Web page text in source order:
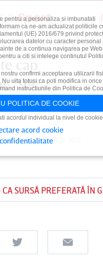
cap
"99%
PRIMA SPORTPE 17 MAI
CA SURSĂ PREFERATĂ ÎN
pentru a personaliza si imbunatati
ca ne-am actualizat politicile
(UE) 2016/679 privind
datelor cu caracter personal
de a continua navigarea pe
a citi si intelege continutul
confirmi acceptarea utilizarii
uita totusi ca poti modifica in orice
instructiunile din Politica de
POLITICA DE COOKIE
acordul individual la nivel de
acord cookie